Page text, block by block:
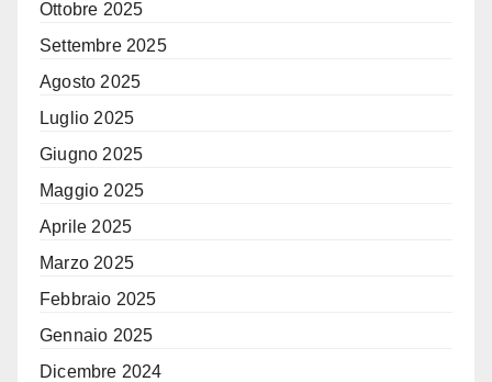
Ottobre 2025
Settembre 2025
Agosto 2025
Luglio 2025
Giugno 2025
Maggio 2025
Aprile 2025
Marzo 2025
Febbraio 2025
Gennaio 2025
Dicembre 2024